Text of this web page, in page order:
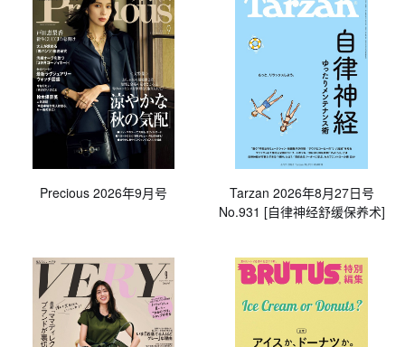
Precious 2026年9月号
Tarzan 2026年8月27日号
No.931 [自律神经舒缓保养术]